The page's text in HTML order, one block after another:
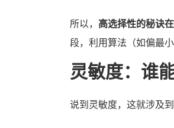
所以， 高选择性的秘诀
段，利用算法（如偏最
灵敏度：谁
说到灵敏度，这就涉及到